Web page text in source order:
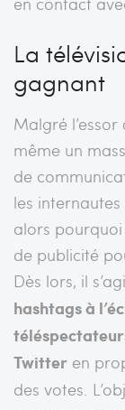
La
gagnant
Malgré
même un
de
les
alors
de publicité
Dès lors, il
hashtags à
Twitter en
des votes.